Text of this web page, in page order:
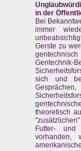
in der
Bei
immer
Gerste zu
sich und
theoretisch
Futter- und